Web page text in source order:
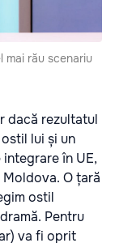
mai rău scenariu
dacă rezultatul
lui și un
în UE,
O țară
ostil
Pentru
va fi oprit